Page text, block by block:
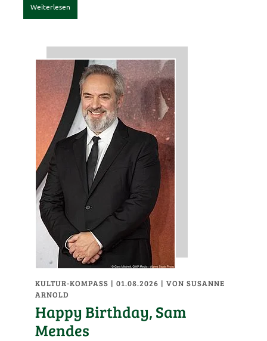
Weiterlesen
KULTUR-KOMPASS | 01.08.2026 |VON SUSANNE
ARNOLD
Happy Birthday, Sam
Mendes